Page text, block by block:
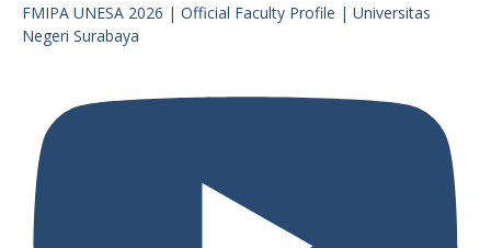
FMIPA UNESA 2026 | Official Faculty Profile | Universitas
Negeri Surabaya